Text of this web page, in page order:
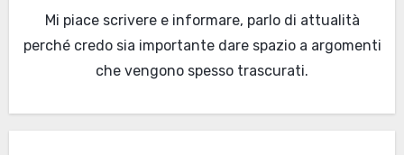
Mi piace scrivere e informare, parlo di attualità
perché credo sia importante dare spazio a argomenti
che vengono spesso trascurati.